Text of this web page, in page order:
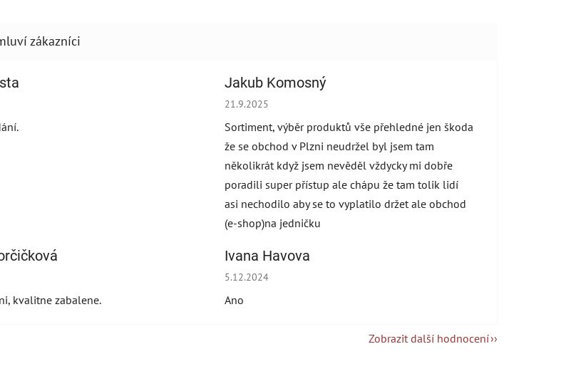
je 2 z 5 hvězdiček.
Jakub Komosný
Hodnocení obchodu je 5 z 5 hvězdiček.
21.9.2025
Sortiment, výběr produktů vše přehledné jen škoda
že se obchod v Plzni neudržel byl jsem tam
několikrát když jsem nevěděl vždycky mi dobře
poradili super přístup ale chápu že tam tolik lidí
asi nechodilo aby se to vyplatilo držet ale obchod
(e-shop)na jedničku
je 5 z 5 hvězdiček.
kvalitne zabalene.
Ivana Havova
Hodnocení obchodu je 5 z 5 hvězdiček.
5.12.2024
Ano
Zobrazit další hodnocení